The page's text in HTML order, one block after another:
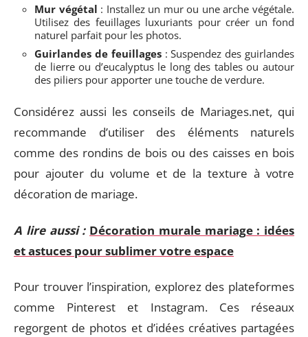
Mur végétal : Installez un mur ou une arche végétale.
Utilisez des feuillages luxuriants pour créer un fond
naturel parfait pour les photos.
Guirlandes de feuillages: Suspendez des guirlandes
de lierre ou d’eucalyptus le long des tables ou autour
des piliers pour apporter une touche de verdure.
Considérez aussi les conseils de Mariages.net, qui
recommande d’utiliser des éléments naturels
comme des rondins de bois ou des caisses en bois
pour ajouter du volume et de la texture à votre
décoration de mariage.
A lire aussi : Décoration murale mariage : idées
et astuces pour sublimer votre espace
Pour trouver l’inspiration, explorez des plateformes
comme Pinterest et Instagram. Ces réseaux
regorgent de photos et d’idées créatives partagées